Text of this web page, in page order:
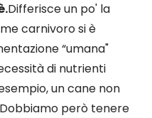
Differisce un po' la
carnivoro si è
“umana"
di nutrienti
un cane non
però tenere